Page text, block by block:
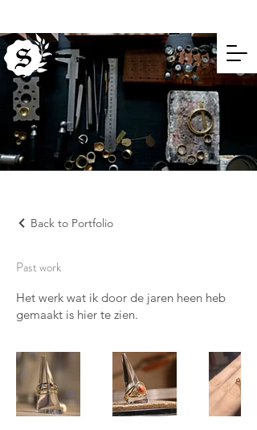
Back to Portfolio
Past work
Het werk wat ik door de jaren heen heb
gemaakt is hier te zien.